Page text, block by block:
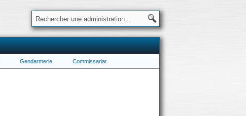
Gendarmerie Commissariat